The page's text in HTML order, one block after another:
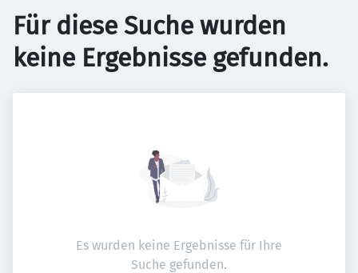
Für diese Suche wurden
keine Ergebnisse gefunden.
Es wurden keine Ergebnisse für Ihre
Suche gefunden.